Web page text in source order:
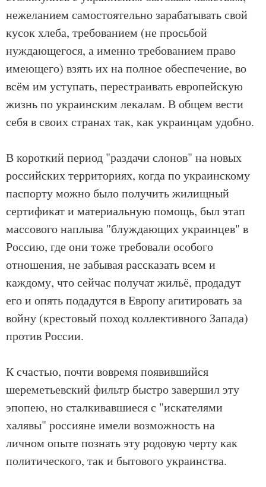
нежеланием самостоятельно зарабатывать свой
кусок хлеба, требованием (не просьбой
нуждающегося, а именно требованием право
имеющего) взять их на полное обеспечение, во
всём им уступать, перестраивать европейскую
жизнь по украинским лекалам. В общем вести
себя в своих странах так, как украинцам удобно.
В короткий период "раздачи слонов" на новых
российских территориях, когда по украинскому
паспорту можно было получить жилищный
сертификат и материальную помощь, был этап
массового наплыва "блуждающих украинцев" в
Россию, где они тоже требовали особого
отношения, не забывая рассказать всем и
каждому, что сейчас получат жильё, продадут
его и опять подадутся в Европу агитировать за
войну (крестовый поход коллективного Запада)
против России.
К счастью, почти вовремя появившийся
шереметьевский фильтр быстро завершил эту
эпопею, но сталкивавшиеся с "искателями
халявы" россияне имели возможность на
личном опыте познать эту родовую черту как
политического, так и бытового украинства.